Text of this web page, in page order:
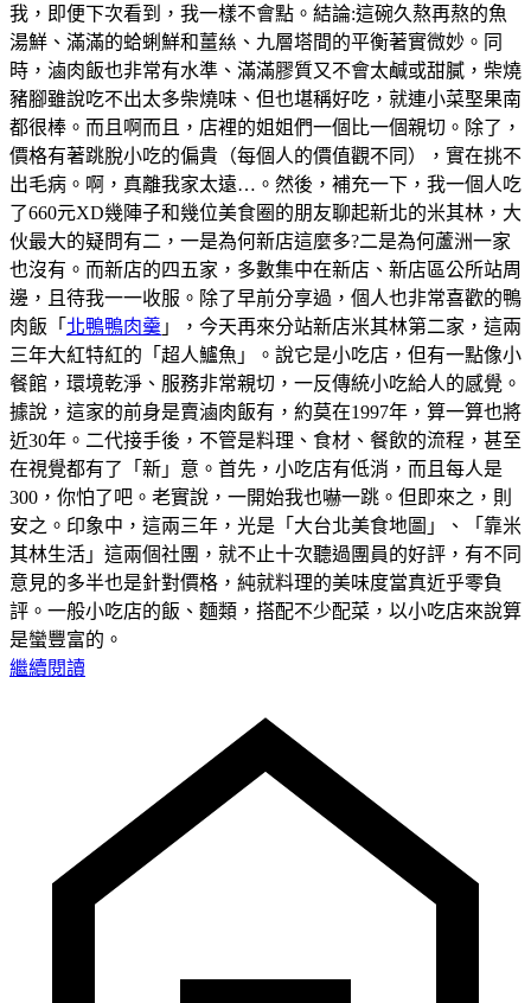
我，即便下次看到，我一樣不會點。結論:這碗久熬再熬的魚
湯鮮、滿滿的蛤蜊鮮和薑𢇃、九層塔間的平衡著實微妙。同
時，滷肉飯也非常有水準、滿滿膠質又不會太鹹或甜膩，柴燒
豬腳雖說吃不出太多柴燒味、但也堪稱好吃，就連小菜埾果南
都很棒。而且啊而且，店裡的姐姐們一個比一個親切。除了，
價格有著跳脫小吃的偏貴（每個人的價值觀不同），實在挑不
出毛病。啊，真離我家太遠…。然後，補充一下，我一個人吃
了660元XD幾陣子和幾位美食圈的朋友聊起新北的米其林，大
伙最大的疑問有二，一是為何新店這麼多?二是為何蘆洲一家
也沒有。而新店的四五家，多數集中在新店、新店區公所站周
邊，且待我一一收服。除了早前分享過，個人也非常喜歡的鴨
肉飯「 北鴨鴨肉羹 」，今天再來分站新店米其林第二家，這兩
三年大紅特紅的「超人鱸魚」。說它是小吃店，但有一點像小
餐館，環境乾淨、服務非常親切，一反傳統小吃給人的感覺。
據說，這家的前身是賣滷肉飯有，約莫在1997年，算一算也將
近30年。二代接手後，不管是料理、食材、餐飲的流程，甚至
在視覺都有了「新」意。首先，小吃店有低消，而且每人是
300，你怕了吧。老實說，一開始我也嚇一跳。但即來之，則
安之。印象中，這兩三年，光是「大台北美食地圖」、「靠米
其林生活」這兩個社團，就不止十次聽過團員的好評，有不同
意見的多半也是針對價格，純就料理的美味度當真近乎零負
評。一般小吃店的飯、麵類，搭配不少配菜，以小吃店來說算
是蠻豐富的。
繼續閱讀